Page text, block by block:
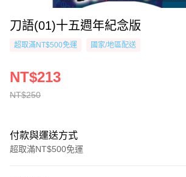
刀語(01)十五週年紀念版
超取滿NT$500免運 國家/地區配送
NT$250
NT$213
付款與運送方式
超取滿NT$500免運